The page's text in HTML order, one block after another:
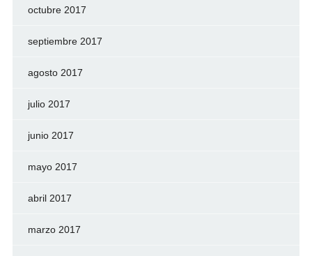
octubre 2017
septiembre 2017
agosto 2017
julio 2017
junio 2017
mayo 2017
abril 2017
marzo 2017